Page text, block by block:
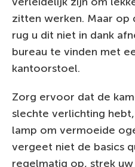
zitten werken. Maar op
rug u dit niet in dank
bureau te vinden met
kantoorstoel.
Zorg ervoor dat de
slechte verlichting
lamp om vermoeide
vergeet niet de basics
regelmatig op, strek